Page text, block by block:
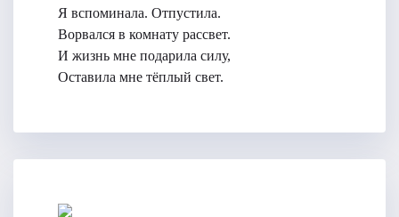
Я вспоминала. Отпустила.
Ворвался в комнату рассвет.
И жизнь мне подарила силу,
Оставила мне тёплый свет.